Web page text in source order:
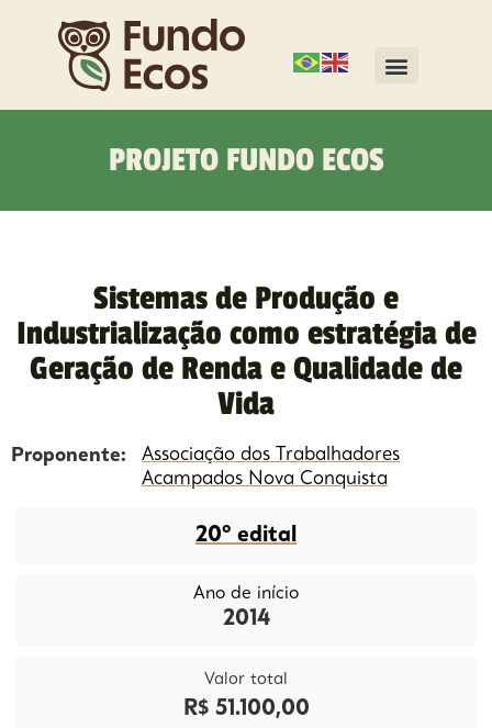
PROJETO FUNDO ECOS
Sistemas de Produção e
Industrialização como estratégia de
Geração de Renda e Qualidade de
Vida
Proponente: Associação dos Trabalhadores
Acampados Nova Conquista
20º edital
Ano de início
2014
Valor total
R$ 51.100,00